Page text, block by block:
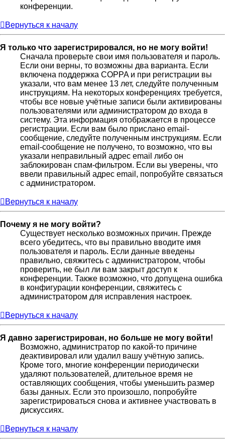
конференции.
Вернуться к началу
Я только что зарегистрировался, но не могу войти!
Сначала проверьте свои имя пользователя и пароль.
Если они верны, то возможны два варианта. Если
включена поддержка COPPA и при регистрации вы
указали, что вам менее 13 лет, следуйте полученным
инструкциям. На некоторых конференциях требуется,
чтобы все новые учётные записи были активированы
пользователями или администратором до входа в
систему. Эта информация отображается в процессе
регистрации. Если вам было прислано email-
сообщение, следуйте полученным инструкциям. Если
email-сообщение не получено, то возможно, что вы
указали неправильный адрес email либо он
заблокирован спам-фильтром. Если вы уверены, что
ввели правильный адрес email, попробуйте связаться
с администратором.
Вернуться к началу
Почему я не могу войти?
Существует несколько возможных причин. Прежде
всего убедитесь, что вы правильно вводите имя
пользователя и пароль. Если данные введены
правильно, свяжитесь с администратором, чтобы
проверить, не был ли вам закрыт доступ к
конференции. Также возможно, что допущена ошибка
в конфигурации конференции, свяжитесь с
администратором для исправления настроек.
Вернуться к началу
Я давно зарегистрирован, но больше не могу войти!
Возможно, администратор по какой-то причине
деактивировал или удалил вашу учётную запись.
Кроме того, многие конференции периодически
удаляют пользователей, длительное время не
оставляющих сообщения, чтобы уменьшить размер
базы данных. Если это произошло, попробуйте
зарегистрироваться снова и активнее участвовать в
дискуссиях.
Вернуться к началу